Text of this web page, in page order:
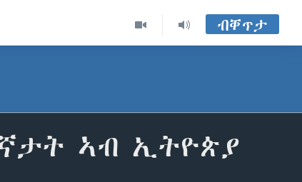
ብቐጥታ
ኣብ ኢትዮጵያ